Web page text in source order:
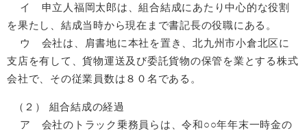
イ 申立人福岡太郎は、組合結成にあたり中心的な役割
を果たし、結成当時から現在まで書記長の役職にある。
ウ 会社は、肩書地に本社を置き、北九州市小倉北区に
支店を有して、貨物運送及び委託貨物の保管を業とする株式
会社で、その従業員数は８０名である。
（２） 組合結成の経過
ア 会社のトラック乗務員らは、令和○○年年末一時金の